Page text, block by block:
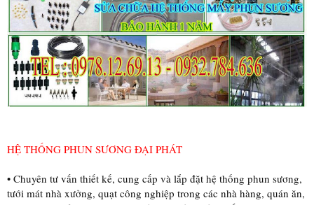
HỆ THỐNG PHUN SƯƠNG ĐẠI PHÁT
• Chuyên tư vấn thiết kế, cung cấp và lắp đặt hệ thống phun sương,
tưới mát nhà xưởng, quạt công nghiệp trong các nhà hàng, quán ăn,